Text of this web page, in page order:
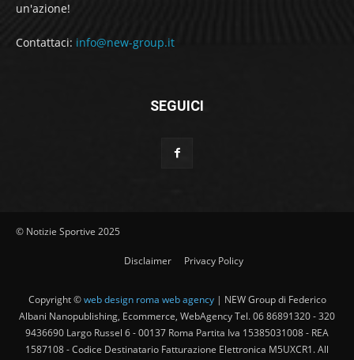
un'azione!
Contattaci: info@new-group.it
SEGUICI
© Notizie Sportive 2025
Disclaimer Privacy Policy
Copyright ©web design roma web agency| NEW Group di Federico
Albani Nanopublishing, Ecommerce, WebAgency Tel. 06 86891320 - 320
9436690 Largo Russel 6 - 00137 Roma Partita Iva 15385031008 - REA
1587108 - Codice Destinatario Fatturazione Elettronica M5UXCR1. All